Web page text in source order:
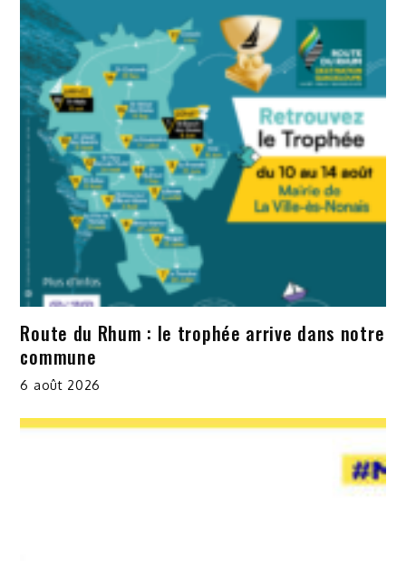
Route du Rhum : le trophée arrive dans notre
commune
6 août 2026